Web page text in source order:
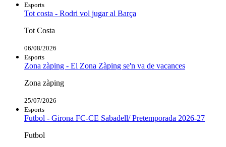
Esports
Tot costa - Rodri vol jugar al Barça
Tot Costa
06/08/2026
Esports
Zona zàping - El Zona Zàping se'n va de vacances
Zona zàping
25/07/2026
Esports
Futbol - Girona FC-CE Sabadell/ Pretemporada 2026-27
Futbol